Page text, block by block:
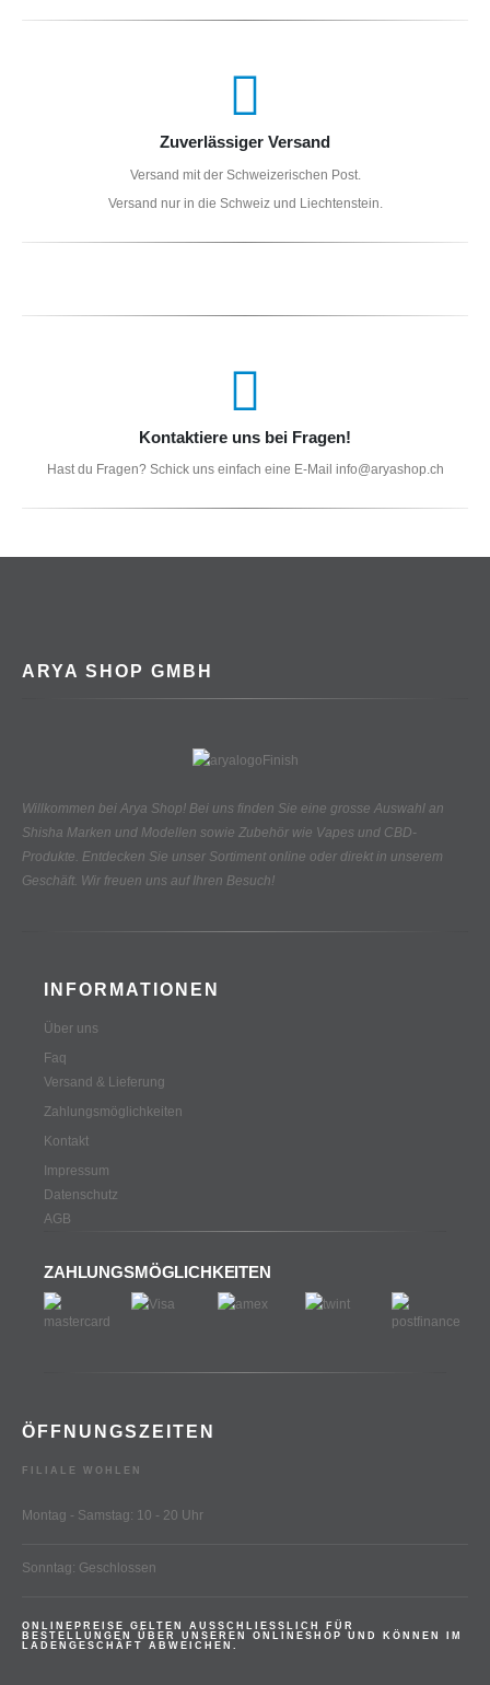
Zuverlässiger Versand
Versand mit der Schweizerischen Post.
Versand nur in die Schweiz und Liechtenstein.
Kontaktiere uns bei Fragen!
Hast du Fragen? Schick uns einfach eine E-Mail info@aryashop.ch
ARYA SHOP GMBH
Willkommen bei Arya Shop! Bei uns finden Sie eine grosse Auswahl an
Shisha Marken und Modellen sowie Zubehör wie Vapes und CBD-
Produkte. Entdecken Sie unser Sortiment online oder direkt in unserem
Geschäft. Wir freuen uns auf Ihren Besuch!
INFORMATIONEN
Über uns
Faq
Versand & Lieferung
Zahlungsmöglichkeiten
Kontakt
Impressum
Datenschutz
AGB
ZAHLUNGSMÖGLICHKEITEN
ÖFFNUNGSZEITEN
FILIALE WOHLEN
Montag - Samstag: 10 - 20 Uhr
Sonntag: Geschlossen
ONLINEPREISE GELTEN AUSSCHLIESSLICH FÜR
BESTELLUNGEN ÜBER UNSEREN ONLINESHOP UND KÖNNEN IM
LADENGESCHÄFT ABWEICHEN.